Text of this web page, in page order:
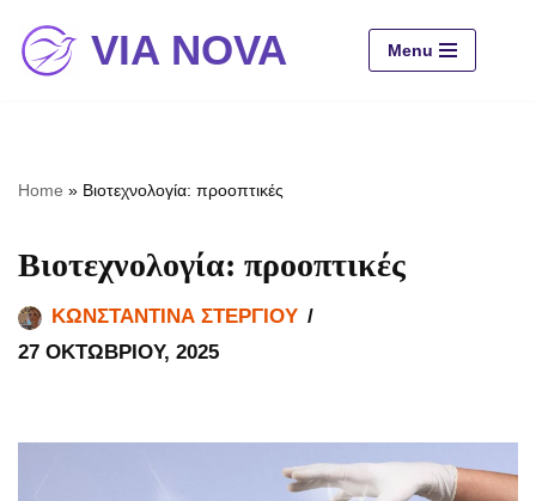
ΜεταπηδήστεVIA NOVA Menu
Home » Βιοτεχνολογία: προοπτικές
Βιοτεχνολογία: προοπτικές
ΚΩΝΣΤΑΝΤΊΝΑ ΣΤΕΡΓΊΟΥ
27 ΟΚΤΩΒΡΊΟΥ, 2025